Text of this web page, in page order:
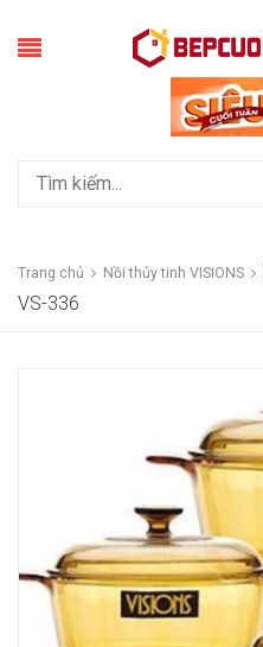
Trang chủ Nồi thủy tinh VISIONS
VS-336